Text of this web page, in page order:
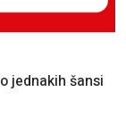
jednakih šansi